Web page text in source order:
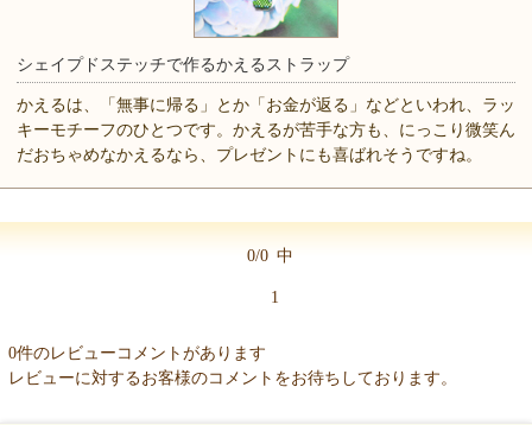
シェイプドステッチで作るかえるストラップ
かえるは、「無事に帰る」とか「お金が返る」などといわれ、ラッ
キーモチーフのひとつです。かえるが苦手な方も、にっこり微笑ん
だおちゃめなかえるなら、プレゼントにも喜ばれそうですね。
0/0 中
1
0件のレビューコメントがあります
レビューに対するお客様のコメントをお待ちしております。